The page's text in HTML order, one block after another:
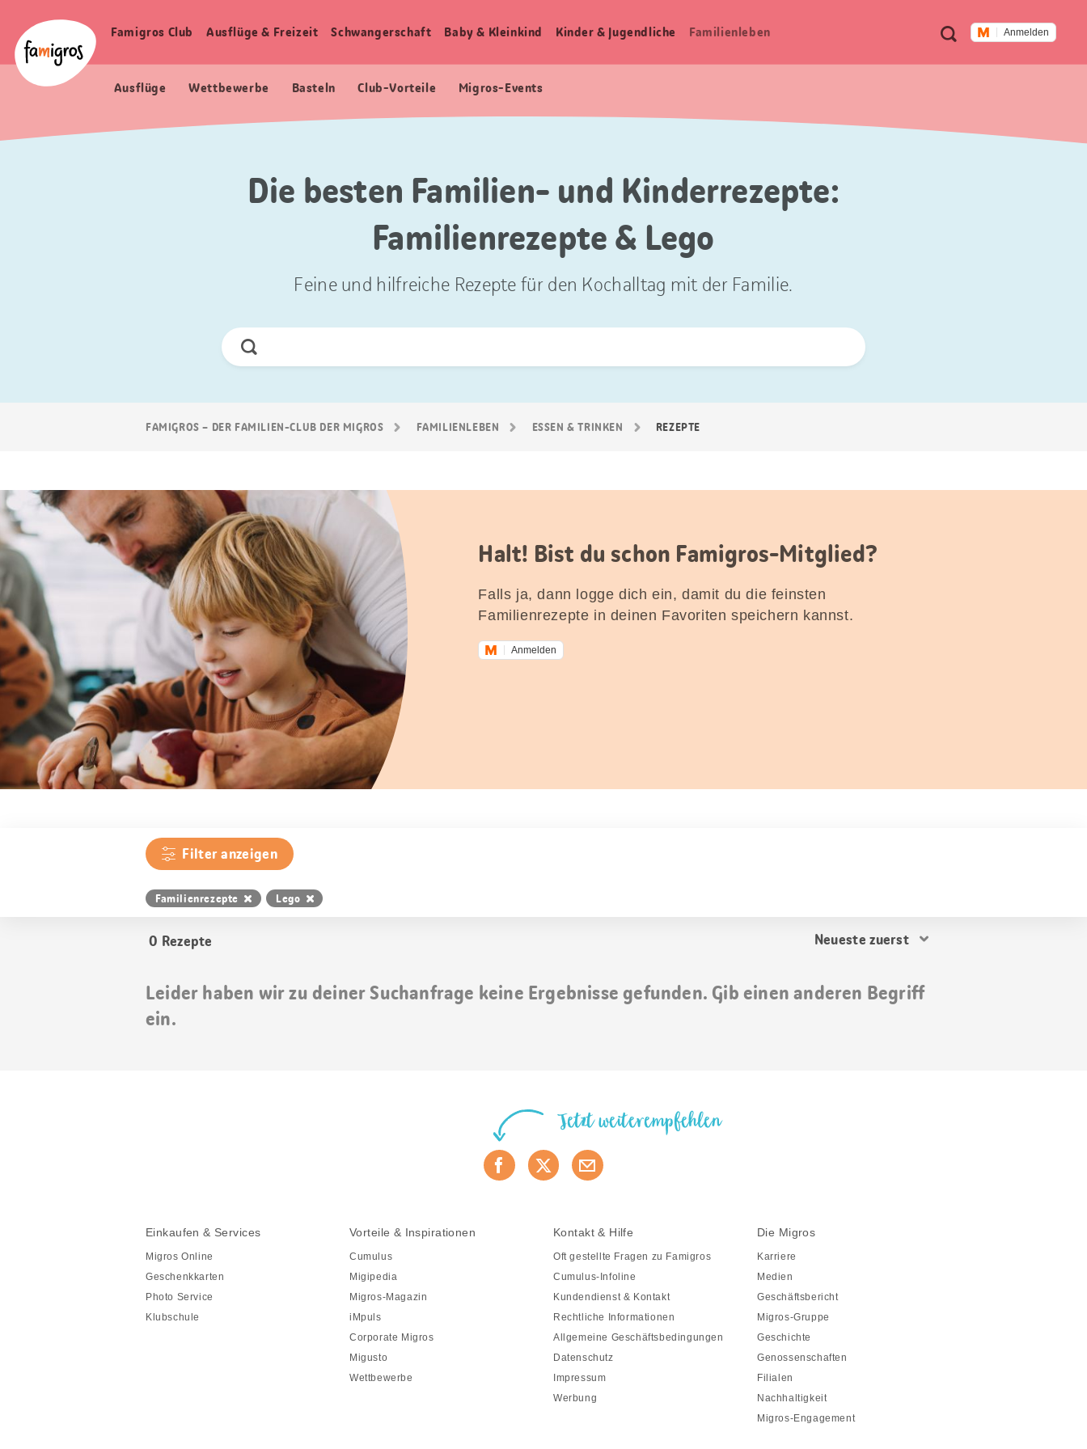
Navigation
Logo
Meta
Navigation
Suche Anmelden
Haupt
Famigros Club Ausflüge & Freizeit Schwangerschaft Baby & Kleinkind Kinder & Jugendliche Familien­leben
Ausflüge Wettbewerbe Basteln Club-Vorteile Migros-Events
Die besten Familien- und Kinderrezepte:
Familienrezepte & Lego
Feine und hilfreiche Rezepte für den Kochalltag mit der Familie.
Jetzt
FAMIGROS – DER FAMILIEN-CLUB DER MIGROS FAMILIEN­LEBEN ESSEN & TRINKEN REZEPTE
Halt! Bist du schon Famigros-Mitglied?
Falls ja, dann logge dich ein, damit du die feinsten
Familienrezepte in deinen Favoriten speichern kannst.
Anmelden
Filter anzeigen
Familienrezepte Lego
0 Rezepte
Resultat
Leider haben wir zu deiner Suchanfrage keine Ergebnisse gefunden. Gib einen anderen Begriff
ein.
Jetzt weiterempfehlen
Einkaufen & Services
Migros Online
Geschenkkarten
Photo Service
Klubschule
Vorteile & Inspirationen
Cumulus
Migipedia
Migros-Magazin
iMpuls
Corporate Migros
Migusto
Wettbewerbe
Kontakt & Hilfe
Oft gestellte Fragen zu Famigros
Cumulus-Infoline
Kundendienst & Kontakt
Rechtliche Informationen
Allgemeine Geschäftsbedingungen
Datenschutz
Impressum
Werbung
Die Migros
Karriere
Medien
Geschäftsbericht
Migros-Gruppe
Geschichte
Genossenschaften
Filialen
Nachhaltigkeit
Migros-Engagement